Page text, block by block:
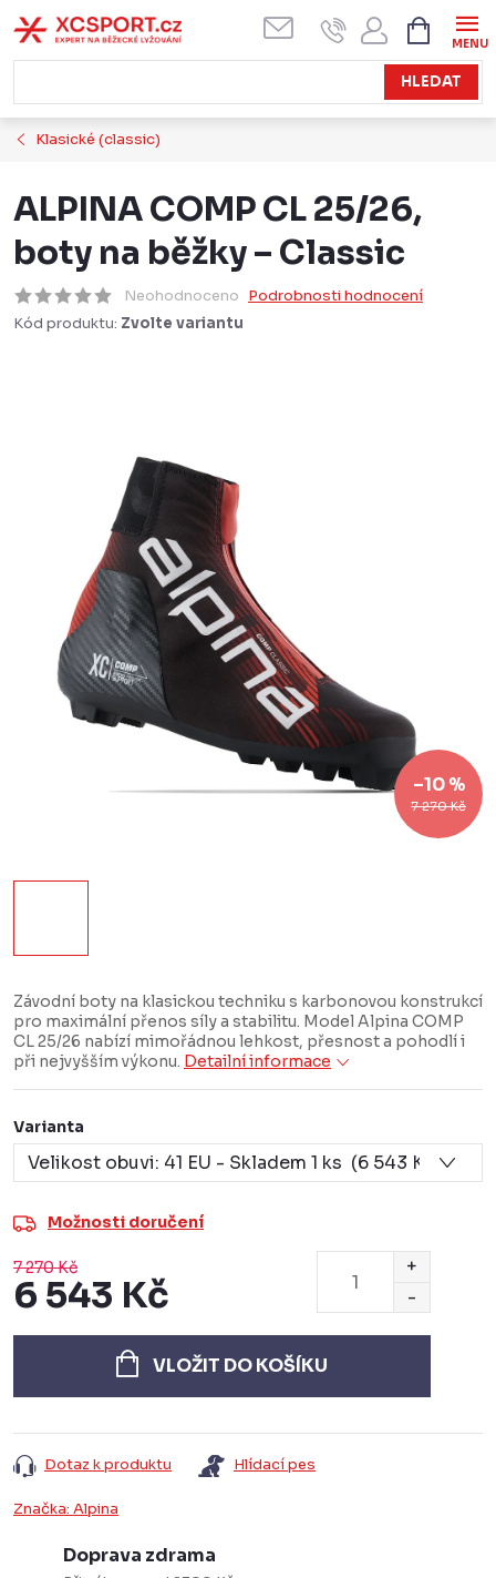
na
obsah
HLEDAT
KOŠÍK
Klasické (classic)
ALPINA COMP CL 25/26,
boty na běžky – Classic
Neohodnoceno Podrobnosti hodnocení
Kód produktu: Zvolte variantu
7 270 Kč
–10 %
Závodní boty na klasickou techniku s karbonovou konstrukcí
pro maximální přenos síly a stabilitu. Model Alpina COMP
CL 25/26 nabízí mimořádnou lehkost, přesnost a pohodlí i
při nejvyšším výkonu. Detailní informace
Varianta
Možnosti doručení
7 270 Kč
6 543 Kč
cena:
VLOŽIT DO KOŠÍKU
Dotaz k produktu Hlídací pes
Značka: Alpina
Doprava zdrama